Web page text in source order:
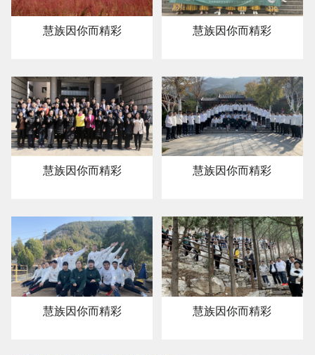
慧族因你而精彩 慧族因你而精彩
慧族因你而精彩 慧族因你而精彩
慧族因你而精彩 慧族因你而精彩